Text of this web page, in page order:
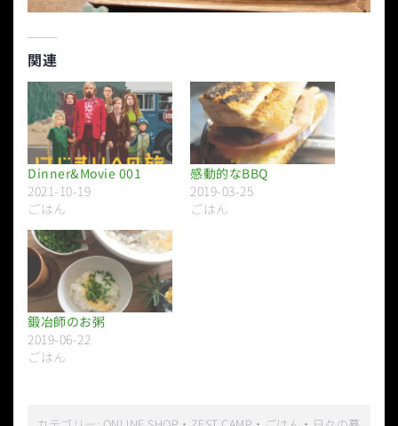
関連
Dinner&Movie 001
2021-10-19
ごはん
感動的なBBQ
2019-03-25
ごはん
鍛冶師のお粥
2019-06-22
ごはん